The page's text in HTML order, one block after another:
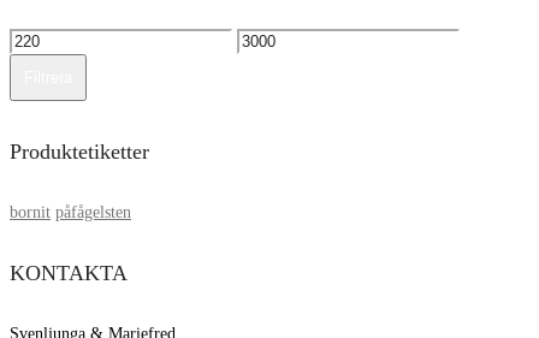
Min
pris
Max
pris
Produktetiketter
bornit påfågelsten
KONTAKTA
Svenljunga & Mariefred